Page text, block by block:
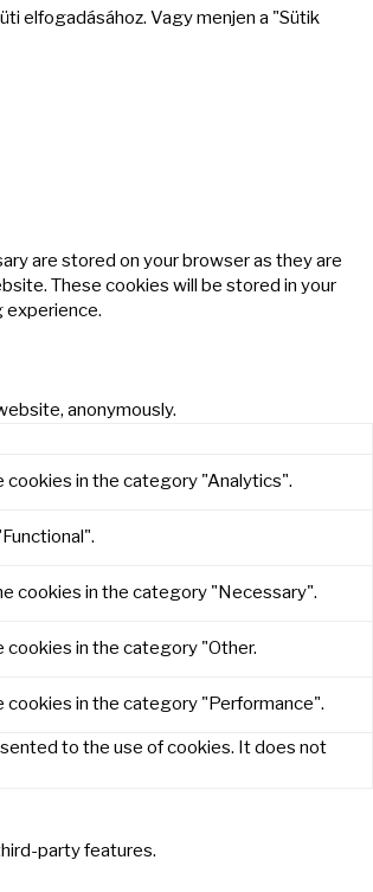
elfogadásához. Vagy menjen a "Sütik
are stored on your browser as they are
These cookies will be stored in your
experience.
anonymously.
cookies in the category "Analytics".
cookies in the category "Necessary".
cookies in the category "Other.
cookies in the category "Performance".
to the use of cookies. It does not
party features.